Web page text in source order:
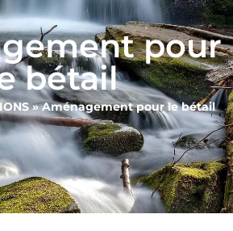
pour
bétail
»Aménagement pour le bétail